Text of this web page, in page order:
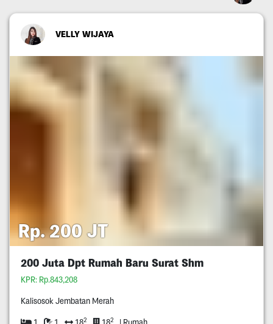
VELLY WIJAYA
Rp. 200 JT
200 Juta Dpt Rumah Baru Surat Shm
KPR: Rp.843,208
Kalisosok Jembatan Merah
2 2